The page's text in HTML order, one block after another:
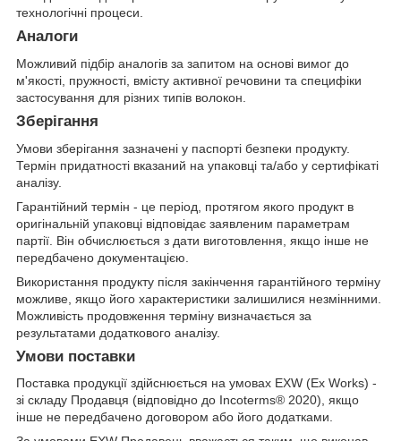
технологічні процеси.
Аналоги
Можливий підбір аналогів за запитом на основі вимог до
м'якості, пружності, вмісту активної речовини та специфіки
застосування для різних типів волокон.
Зберігання
Умови зберігання зазначені у паспорті безпеки продукту.
Термін придатності вказаний на упаковці та/або у сертифікаті
аналізу.
Гарантійний термін - це період, протягом якого продукт в
оригінальній упаковці відповідає заявленим параметрам
партії. Він обчислюється з дати виготовлення, якщо інше не
передбачено документацією.
Використання продукту після закінчення гарантійного терміну
можливе, якщо його характеристики залишилися незмінними.
Можливість продовження терміну визначається за
результатами додаткового аналізу.
Умови поставки
Поставка продукції здійснюється на умовах EXW (Ex Works) -
зі складу Продавця (відповідно до Incoterms® 2020), якщо
інше не передбачено договором або його додатками.